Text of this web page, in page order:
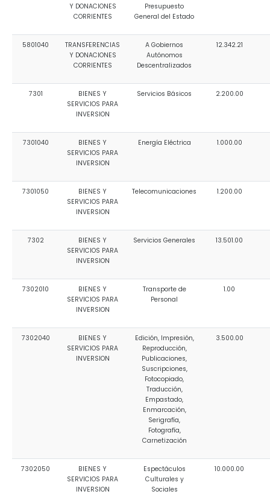
Y DONACIONES
CORRIENTES
Presupuesto
General del Estado
5801040
TRANSFERENCIAS
Y DONACIONES
CORRIENTES
A Gobiernos
Autónomos
Descentralizados
12.342.21
7301
BIENES Y
SERVICIOS PARA
INVERSION
Servicios Básicos 2.200.00
7301040
BIENES Y
SERVICIOS PARA
INVERSION
Energía Eléctrica 1.000.00
7301050
BIENES Y
SERVICIOS PARA
INVERSION
Telecomunicaciones 1.200.00
7302
BIENES Y
SERVICIOS PARA
INVERSION
Servicios Generales 13.501.00
7302010
BIENES Y
SERVICIOS PARA
INVERSION
Transporte de
Personal
1.00
7302040
BIENES Y
SERVICIOS PARA
INVERSION
Edición, Impresión,
Reproducción,
Publicaciones,
Suscripciones,
Fotocopiado,
Traducción,
Empastado,
Enmarcación,
Serigrafía,
Fotografía,
Carnetización
3.500.00
7302050
BIENES Y
SERVICIOS PARA
INVERSION
Espectáculos
Culturales y
Sociales
10.000.00